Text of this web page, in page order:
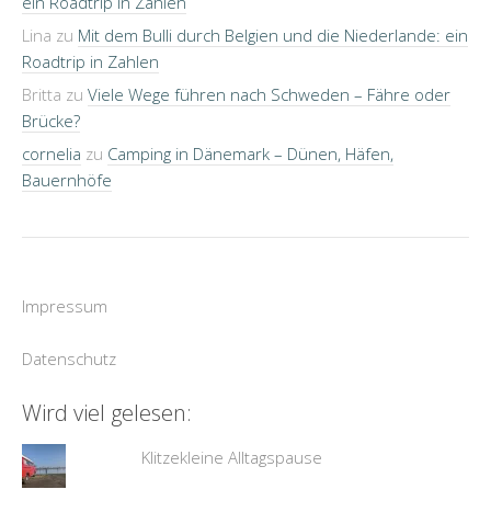
Lina zu Mit dem Bulli durch Belgien und die Niederlande: ein
Roadtrip in Zahlen
Britta zu Viele Wege führen nach Schweden – Fähre oder
Brücke?
cornelia zu Camping in Dänemark – Dünen, Häfen,
Bauernhöfe
Impressum
Datenschutz
Wird viel gelesen:
Klitzekleine Alltagspause